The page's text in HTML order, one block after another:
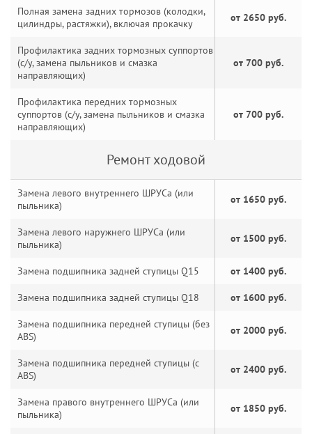
Полная замена задних тормозов (колодки,
цилиндры, растяжки), включая прокачку
от 2650 руб.
Профилактика задних тормозных суппортов
(с/у, замена пыльников и смазка
направляющих)
от 700 руб.
Профилактика передних тормозных
суппортов (с/у, замена пыльников и смазка
направляющих)
от 700 руб.
Ремонт ходовой
Замена левого внутреннего ШРУСа (или
пыльника)
от 1650 руб.
Замена левого наружнего ШРУСа (или
пыльника)
от 1500 руб.
Замена подшипника задней ступицы Q15 от 1400 руб.
Замена подшипника задней ступицы Q18 от 1600 руб.
Замена подшипника передней ступицы (без
ABS)
от 2000 руб.
Замена подшипника передней ступицы (с
ABS)
от 2400 руб.
Замена правого внутреннего ШРУСа (или
пыльника)
от 1850 руб.